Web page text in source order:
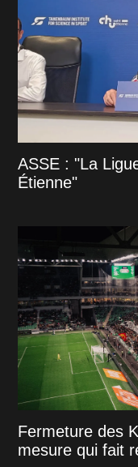
ASSE : "La
Étienne"
Fermeture des
mesure qui fait